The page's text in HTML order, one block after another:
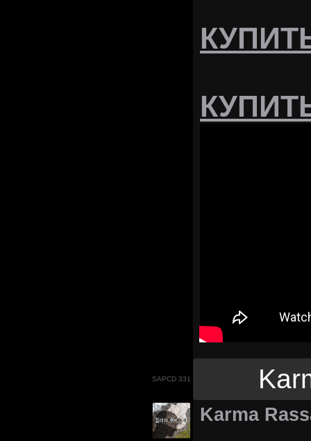
SAPCD 331
Karma